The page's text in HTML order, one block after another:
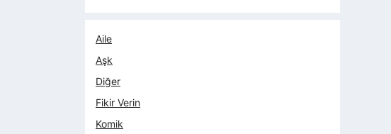
Aile
Aşk
Diğer
Fikir Verin
Komik